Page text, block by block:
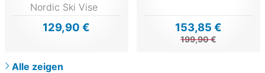
Nordic Ski Vise
129,90 € 153,85 €
199,90 €
Alle zeigen